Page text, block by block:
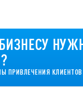
ПРИВЛЕЧЕНИЯ